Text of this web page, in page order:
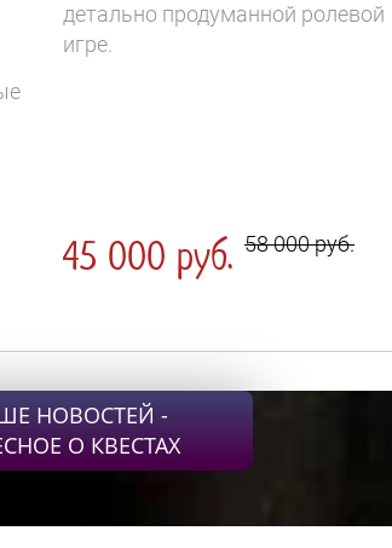
детально продуманной ролевой
игре.
45 000 руб. 58 000 руб.
НОВОСТЕЙ -
О КВЕСТАХ